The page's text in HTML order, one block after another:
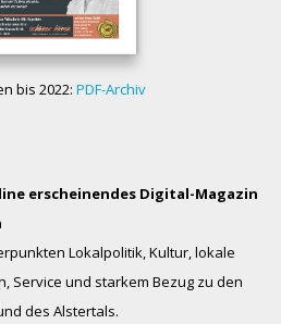
bis 2022: PDF-Archiv
erscheinendes Digital-Magazin
Lokalpolitik, Kultur, lokale
Service und starkem Bezug zu den
des Alstertals.